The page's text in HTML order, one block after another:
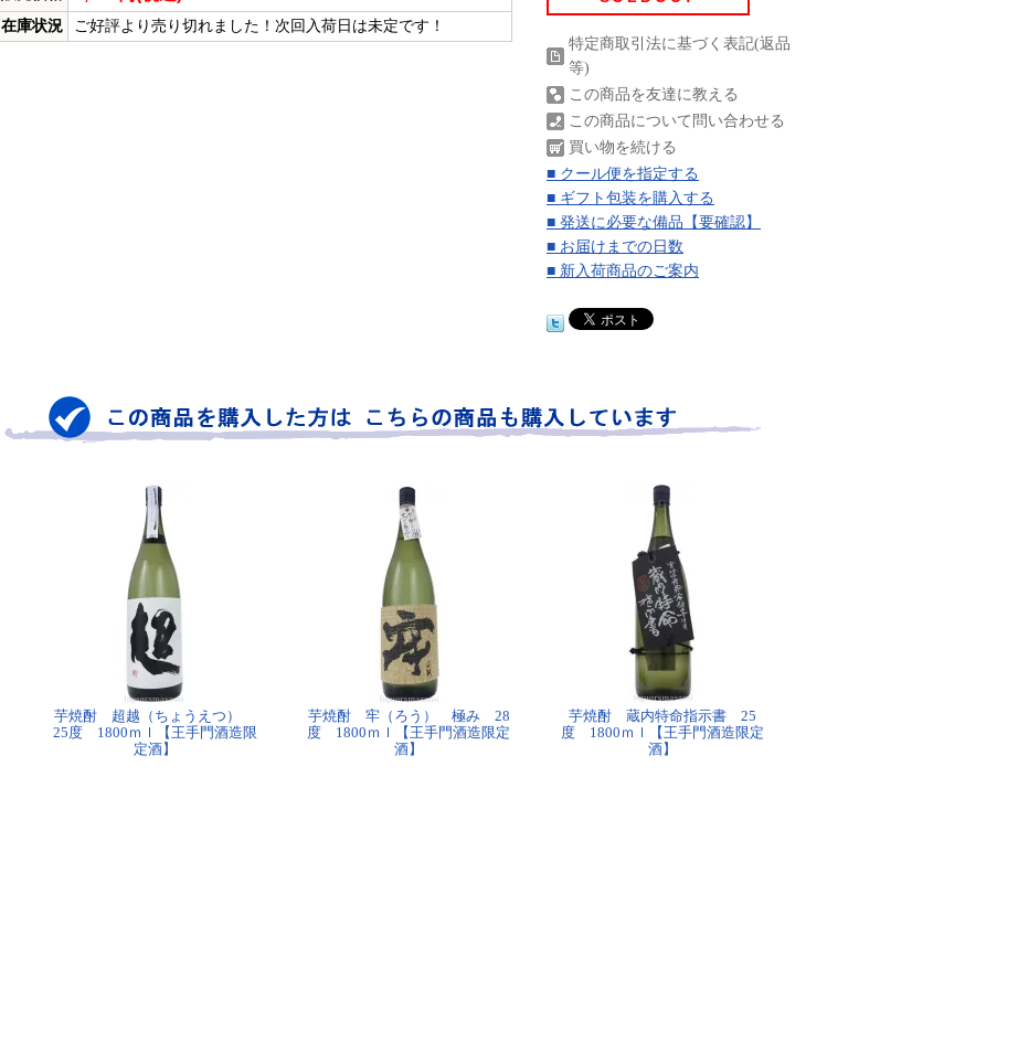
在庫状況 ご好評より売り切れました！次回入荷日は未定です！
特定商取引法に基づく表記(返品
等)
この商品を友達に教える
この商品について問い合わせる
買い物を続ける
■ クール便を指定する
■ ギフト包装を購入する
■ 発送に必要な備品【要確認】
■ お届けまでの日数
■ 新入荷商品のご案内
芋焼酎 超越（ちょうえつ）
25度 1800ｍｌ【王手門酒造限
定酒】
芋焼酎 牢（ろう） 極み 28
度 1800ｍｌ【王手門酒造限定
酒】
芋焼酎 蔵内特命指示書 25
度 1800ｍｌ【王手門酒造限定
酒】